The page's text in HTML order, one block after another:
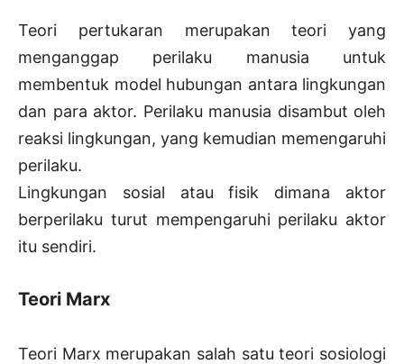
Teori pertukaran merupakan teori yang
menganggap perilaku manusia untuk
membentuk model hubungan antara lingkungan
dan para aktor. Perilaku manusia disambut oleh
reaksi lingkungan, yang kemudian memengaruhi
perilaku.
Lingkungan sosial atau fisik dimana aktor
berperilaku turut mempengaruhi perilaku aktor
itu sendiri.
Teori Marx
Teori Marx merupakan salah satu teori sosiologi